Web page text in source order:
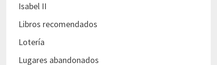
Isabel II
Libros recomendados
Lotería
Lugares abandonados